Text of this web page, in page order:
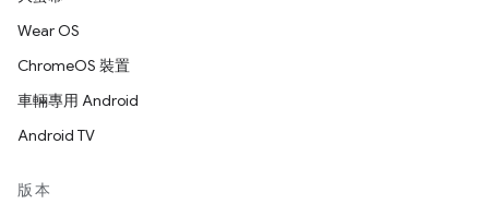
Wear OS
ChromeOS 裝置
車輛專用 Android
Android TV
版本